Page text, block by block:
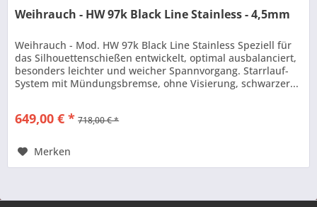
Weihrauch - HW 97k Black Line Stainless - 4,5mm
Weihrauch - Mod. HW 97k Black Line Stainless Speziell für
das Silhouettenschießen entwickelt, optimal ausbalanciert,
besonders leichter und weicher Spannvorgang. Starrlauf-
System mit Mündungsbremse, ohne Visierung, schwarzer...
649,00 € * 718,00 € *
Merken